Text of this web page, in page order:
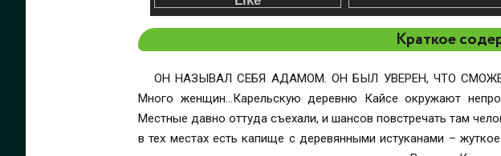
Краткое
ОН НАЗЫВАЛ СЕБЯ АДАМОМ. ОН БЫЛ УВЕРЕН, ЧТО
Много женщин…Карельскую деревню Кайсе окружают
Местные давно оттуда съехали, и шансов повстречать там
в тех местах есть капище с деревянными истуканами –